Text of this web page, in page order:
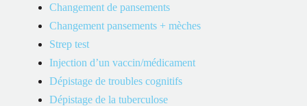
Changement de pansements
Changement pansements + mèches
Strep test
Injection d’un vaccin/médicament
Dépistage de troubles cognitifs
Dépistage de la tuberculose
Assurances
Reçu pour vos assurances ou crédits d’impôt remis à chaque
visite.
Certaines compagnies d’assurance couvrent les consultations